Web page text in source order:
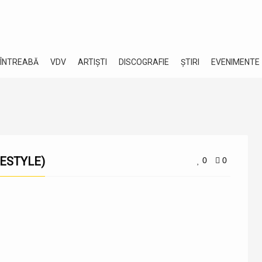
VDV ARTIȘTI DISCOGRAFIE ȘTIRI EVENIMENTE
0 0